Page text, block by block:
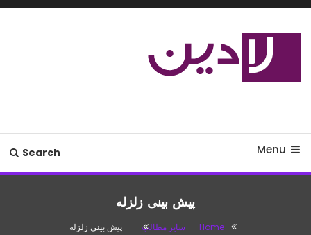
Skip
Menu
Search
پیش بینی زلزله
Home سایر مطالب پیش بینی زلزله